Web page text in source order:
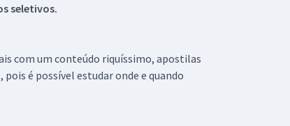
seletivos.
com um conteúdo riquíssimo, apostilas
é possível estudar onde e quando